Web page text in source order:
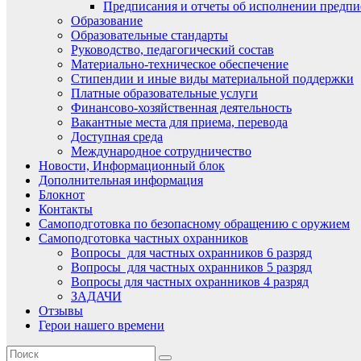
Предписания и отчеты об исполнении
Образование
Образовательные стандарты
Руководство, педагогический состав
Материально-техническое обеспечение
Стипендии и иные виды материальной поддержки
Платные образовательные услуги
Финансово-хозяйственная деятельность
Вакантные места для приема, перевода
Доступная среда
Международное сотрудничество
Новости, Информационный блок
Дополнительная информация
Блокнот
Контакты
Самоподготовка по безопасному обращению с оружием
Самоподготовка частных охранников
Вопросы для частных охранников 6 разряд
Вопросы для частных охранников 5 разряд
Вопросы для частных охранников 4 разряд
ЗАДАЧИ
Отзывы
Герои нашего времени